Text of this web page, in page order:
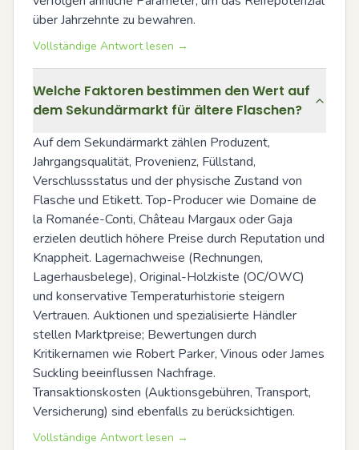
über Jahrzehnte zu bewahren.
Vollständige Antwort lesen →
Welche Faktoren bestimmen den Wert auf
dem Sekundärmarkt für ältere Flaschen?
Auf dem Sekundärmarkt zählen Produzent,
Jahrgangsqualität, Provenienz, Füllstand,
Verschlussstatus und der physische Zustand von
Flasche und Etikett. Top-Producer wie Domaine de
la Romanée-Conti, Château Margaux oder Gaja
erzielen deutlich höhere Preise durch Reputation und
Knappheit. Lagernachweise (Rechnungen,
Lagerhausbelege), Original-Holzkiste (OC/OWC)
und konservative Temperaturhistorie steigern
Vertrauen. Auktionen und spezialisierte Händler
stellen Marktpreise; Bewertungen durch
Kritikernamen wie Robert Parker, Vinous oder James
Suckling beeinflussen Nachfrage.
Transaktionskosten (Auktionsgebühren, Transport,
Versicherung) sind ebenfalls zu berücksichtigen.
Vollständige Antwort lesen →